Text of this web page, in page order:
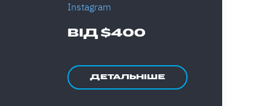
Instagram
ВІД $400
ДЕТАЛЬНІШЕ